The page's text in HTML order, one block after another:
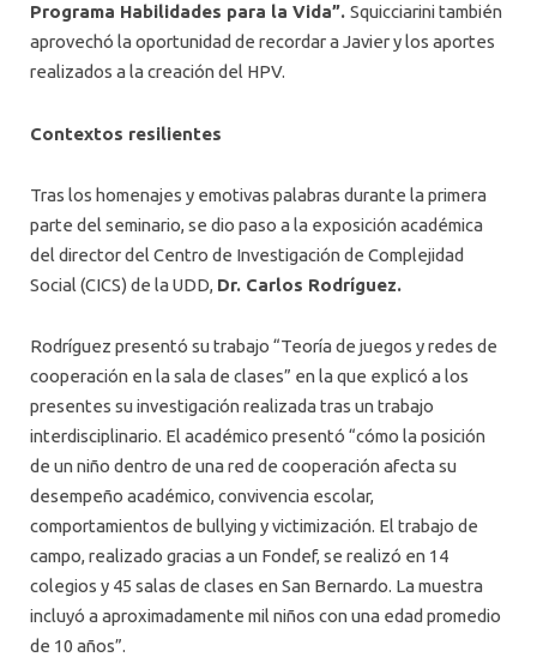
Programa Habilidades para la Vida”. Squicciarini también
aprovechó la oportunidad de recordar a Javier y los aportes
realizados a la creación del HPV.
Contextos resilientes
Tras los homenajes y emotivas palabras durante la primera
parte del seminario, se dio paso a la exposición académica
del director del Centro de Investigación de Complejidad
Social (CICS) de la UDD, Dr. Carlos Rodríguez.
Rodríguez presentó su trabajo “Teoría de juegos y redes de
cooperación en la sala de clases” en la que explicó a los
presentes su investigación realizada tras un trabajo
interdisciplinario. El académico presentó “cómo la posición
de un niño dentro de una red de cooperación afecta su
desempeño académico, convivencia escolar,
comportamientos de bullying y victimización. El trabajo de
campo, realizado gracias a un Fondef, se realizó en 14
colegios y 45 salas de clases en San Bernardo. La muestra
incluyó a aproximadamente mil niños con una edad promedio
de 10 años”.